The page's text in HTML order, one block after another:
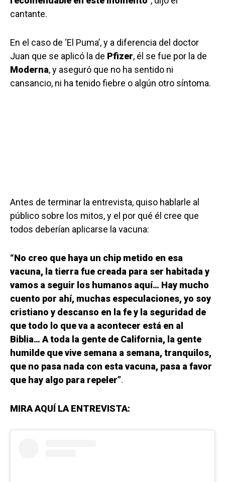
cantante.
En el caso de ‘El Puma’, y a diferencia del doctor
Juan que se aplicó la de Pfizer, él se fue por la de
Moderna, y aseguró que no ha sentido ni
cansancio, ni ha tenido fiebre o algún otro síntoma.
Antes de terminar la entrevista, quiso hablarle al
público sobre los mitos, y el por qué él cree que
todos deberían aplicarse la vacuna:
“No creo que haya un chip metido en esa
vacuna, la tierra fue creada para ser habitada y
vamos a seguir los humanos aquí… Hay mucho
cuento por ahí, muchas especulaciones, yo soy
cristiano y descanso en la fe y la seguridad de
que todo lo que va a acontecer está en al
Biblia… A toda la gente de California, la gente
humilde que vive semana a semana, tranquilos,
que no pasa nada con esta vacuna, pasa a favor
que hay algo para repeler”.
MIRA AQUÍ LA ENTREVISTA: